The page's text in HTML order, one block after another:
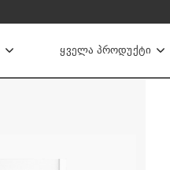
ᲧᲕᲔᲚᲐ ᲞᲠᲝᲓᲣᲥᲢᲘ